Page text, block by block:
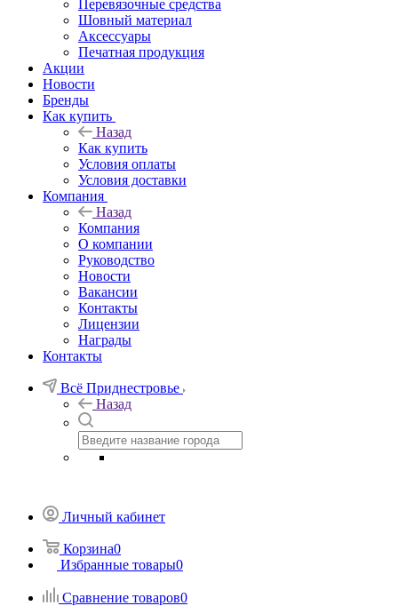
Перевязочные средства
Шовный материал
Аксессуары
Печатная продукция
Акции
Новости
Бренды
Как купить
Назад
Как купить
Условия оплаты
Условия доставки
Компания
Назад
Компания
О компании
Руководство
Новости
Вакансии
Контакты
Лицензии
Награды
Контакты
Всё Приднестровье
Назад
Личный кабинет
Корзина0
Избранные товары0
Сравнение товаров0